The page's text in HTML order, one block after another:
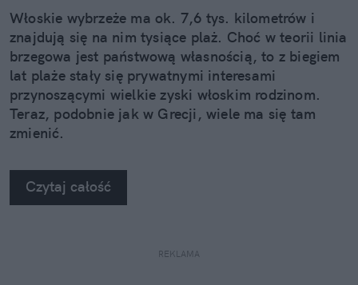
Włoskie wybrzeże ma ok. 7,6 tys. kilometrów i
znajdują się na nim tysiące plaż. Choć w teorii linia
brzegowa jest państwową własnością, to z biegiem
lat plaże stały się prywatnymi interesami
przynoszącymi wielkie zyski włoskim rodzinom.
Teraz, podobnie jak w Grecji, wiele ma się tam
zmienić.
Czytaj całość
REKLAMA